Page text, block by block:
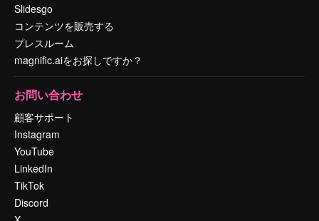
Slidesgo
コンテンツを販売する
プレスルーム
magnific.aiをお探しですか？
お問い合わせ
顧客サポート
Instagram
YouTube
LinkedIn
TikTok
Discord